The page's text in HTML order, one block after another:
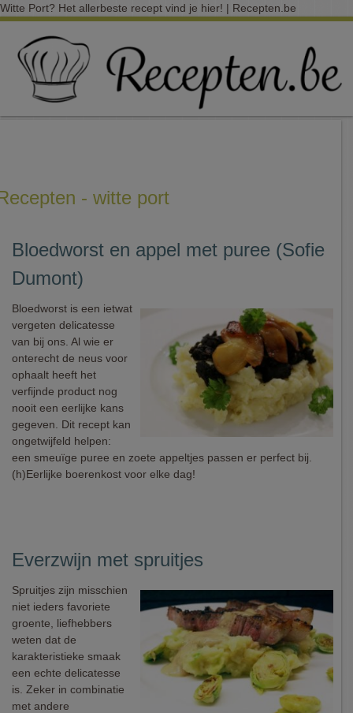
Witte Port? Het allerbeste recept vind je hier! | Recepten.be
- witte port
Bloedworst en appel met puree (Sofie
Dumont)
Bloedworst is een ietwat
vergeten delicatesse
van bij ons. Al wie er
onterecht de neus voor
ophaalt heeft het
verfijnde product nog
nooit een eerlijke kans
gegeven. Dit recept kan
ongetwijfeld helpen:
een smeuïge puree en zoete appeltjes passen er perfect bij.
(h)Eerlijke boerenkost voor elke dag!
Everzwijn met spruitjes
Spruitjes zijn misschien
niet ieders favoriete
groente, liefhebbers
weten dat de
karakteristieke smaak
een echte delicatesse
is. Zeker in combinatie
met andere